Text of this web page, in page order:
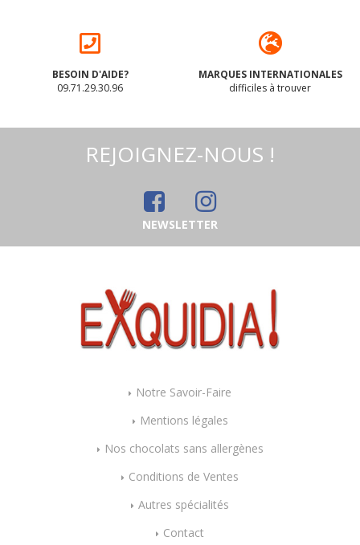
BESOIN D'AIDE?
09.71.29.30.96
MARQUES INTERNATIONALES
difficiles à trouver
REJOIGNEZ-NOUS !
NEWSLETTER
Notre Savoir-Faire
Mentions légales
Nos chocolats sans allergènes
Conditions de Ventes
Autres spécialités
Contact